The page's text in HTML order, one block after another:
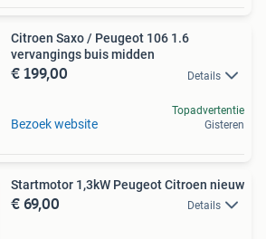
Citroen Saxo / Peugeot 106 1.6
vervangings buis midden
€ 199,00 Details
Bezoek website
Topadvertentie
Gisteren
Startmotor 1,3kW Peugeot Citroen nieuw
€ 69,00 Details